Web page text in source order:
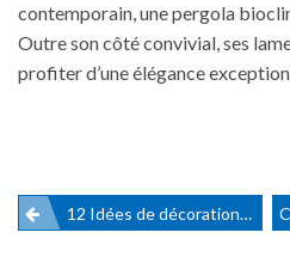
contemporain, une pergola
Outre son côté convivial, ses
profiter d’une élégance
Navigation
12 Idées de décoration d’une pergola